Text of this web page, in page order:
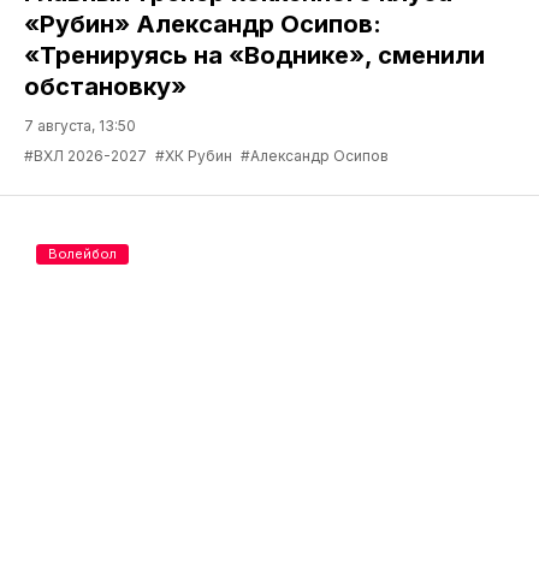
«Рубин» Александр Осипов:
«Тренируясь на «Воднике», сменили
обстановку»
7 августа, 13:50
#ВХЛ 2026-2027 #ХК Рубин #Александр Осипов
Волейбол